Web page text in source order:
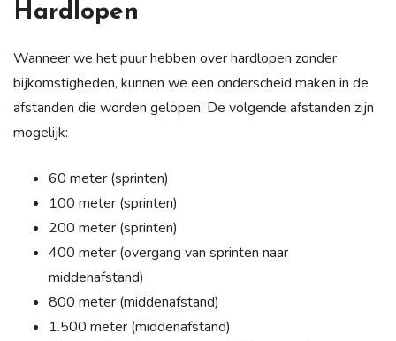
Hardlopen
Wanneer we het puur hebben over hardlopen zonder
bijkomstigheden, kunnen we een onderscheid maken in de
afstanden die worden gelopen. De volgende afstanden zijn
mogelijk:
60 meter (sprinten)
100 meter (sprinten)
200 meter (sprinten)
400 meter (overgang van sprinten naar
middenafstand)
800 meter (middenafstand)
1.500 meter (middenafstand)